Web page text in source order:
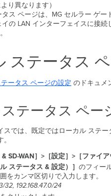
り異なります）
ス ページは、MG セルラー ゲ
の LAN インターフェイスに接
ステータス
ータス ページの設定 のドキュメ
テータス ペ
スでは、既定ではローカル ステ
。
& SD-WAN］>［設定］>［ファイ
ステータス & 設定）］ のフィー
をカンマ区切りで入力します。
32, 192.168.47.0/24